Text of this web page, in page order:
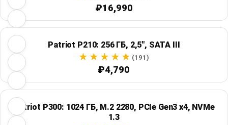
₽16,990
Patriot P210: 256 ГБ, 2,5", SATA III
(191)
₽4,790
Patriot P300: 1024 ГБ, M.2 2280, PCIe Gen3 x4, NVMe
1.3